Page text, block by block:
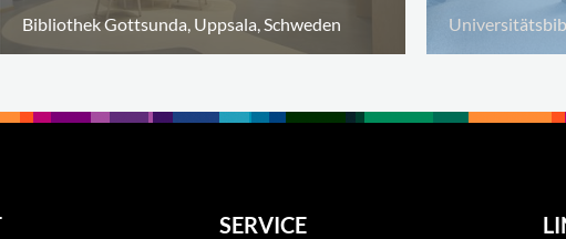
Bibliothek Gottsunda, Uppsala, Schweden
SERVICE